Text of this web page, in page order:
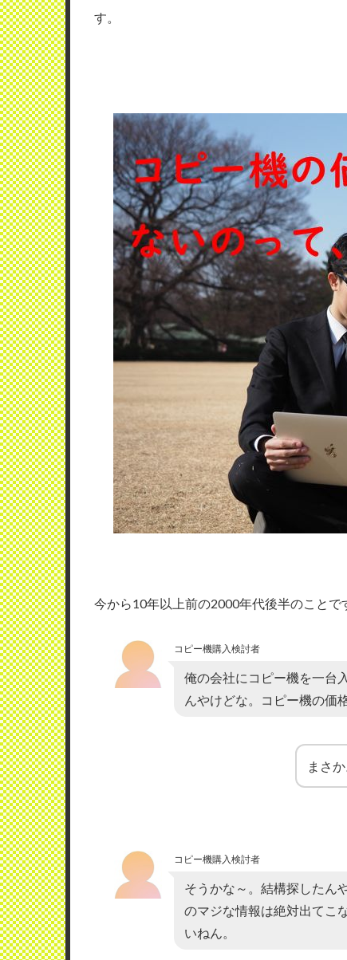
す。
今から10年以上前の2000年代後半のことで
コピー機購入検討者
俺の会社にコピー機を一台
んやけどな。コピー機の価
まさ
コピー機購入検討者
そうかな～。結構探したん
のマジな情報は絶対出てこ
いねん。